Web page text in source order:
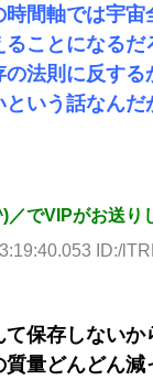
時間軸では宇宙
ことになるだ
法則に反する
いう話なんだ
／でVIPがお送り
ID:/
て保存しないか
質量どんどん減